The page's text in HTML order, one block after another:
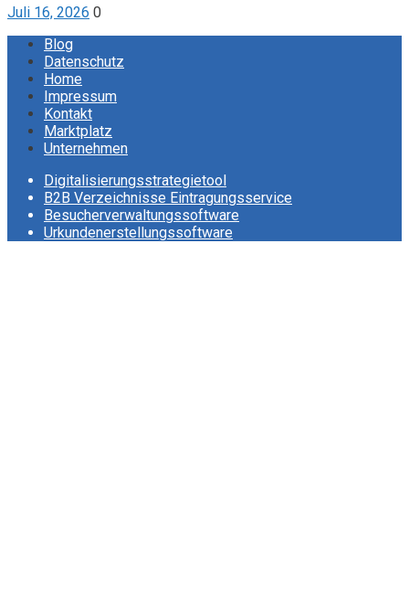
Juli 16, 2026 0
Blog
Datenschutz
Home
Impressum
Kontakt
Marktplatz
Unternehmen
Digitalisierungsstrategietool
B2B Verzeichnisse Eintragungsservice
Besucherverwaltungssoftware
Urkundenerstellungssoftware